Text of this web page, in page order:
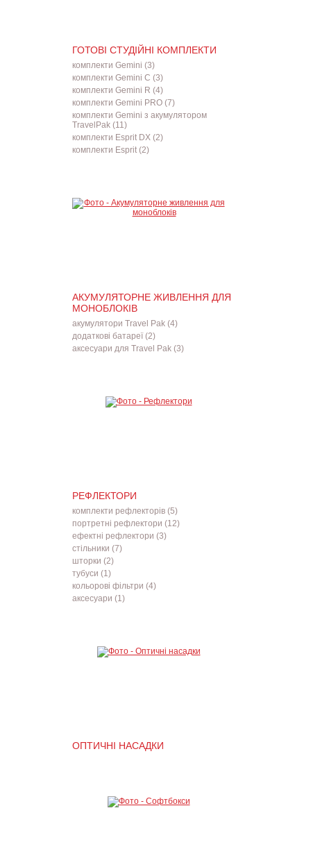
ГОТОВІ СТУДІЙНІ КОМПЛЕКТИ
комплекти Gemini (3)
комплекти Gemini C (3)
комплекти Gemini R (4)
комплекти Gemini PRO (7)
комплекти Gemini з акумулятором
TravelPak (11)
комплекти Esprit DX (2)
комплекти Esprit (2)
АКУМУЛЯТОРНЕ ЖИВЛЕННЯ ДЛЯ
МОНОБЛОКІВ
акумулятори Travel Pak (4)
додаткові батареї (2)
аксесуари для Travel Pak (3)
РЕФЛЕКТОРИ
комплекти рефлекторів (5)
портретні рефлектори (12)
ефектні рефлектори (3)
стільники (7)
шторки (2)
тубуси (1)
кольорові фільтри (4)
аксесуари (1)
ОПТИЧНІ НАСАДКИ